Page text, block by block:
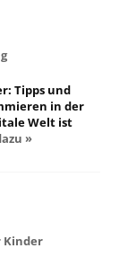
Tipps und
in der
Welt ist
»